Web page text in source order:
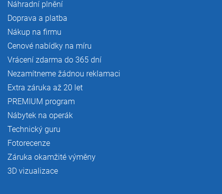
Náhradní plnění
Doprava a platba
Nákup na firmu
Cenové nabídky na míru
Vrácení zdarma do 365 dní
Nezamítneme žádnou reklamaci
Extra záruka až 20 let
PREMIUM program
Nábytek na operák
Technický guru
Fotorecenze
Záruka okamžité výměny
3D vizualizace